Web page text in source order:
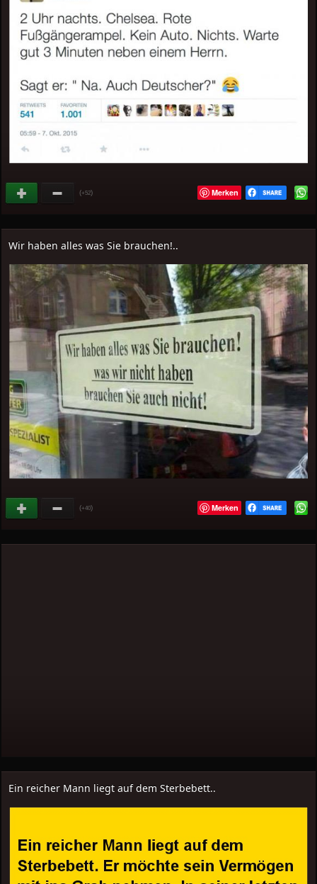
(+52) Merken
Wir haben alles was Sie brauchen!..
(+40) Merken
Ein reicher Mann liegt auf dem Sterbebett..